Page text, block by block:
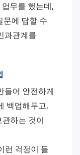
무를 했는데,
문에 답할 수
과관계를
들어 안전하게
백업해두고,
하는 것이
런 걱정이 들